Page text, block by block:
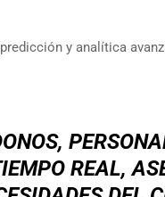
y analítica
REAL,